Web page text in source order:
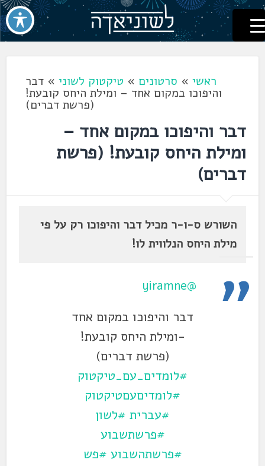
דלג
לתוכן
לשוניאדה
עברית. לשון. שפה
ראשי» סרטונים » טיקטוק לשוני» דבר
והיפוכו במקום אחד – ומילת היחס קובעת!
(פרשת דברים)
דבר והיפוכו במקום אחד –
ומילת היחס קובעת! (פרשת
דברים)
השורש ס-ו-ר מכיל דבר והיפוכו רק על פי
מילת היחס הנלווית לו!
@yiramne
דבר והיפוכו במקום אחד
-ומילת היחס קובעת!
(פרשת דברים)
#לומדים_עם_טיקטוק
#לומדיםעםטיקטוק
#עברית #לשון
#פרשתשבוע
#פרשתהשבוע #פש